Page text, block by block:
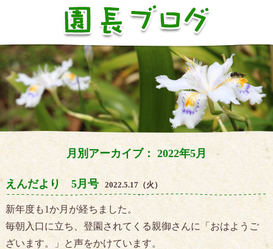
月別アーカイブ： 2022年5月
えんだより 5月号 2022.5.17（火）
新年度も1か月が経ちました。
毎朝入口に立ち、登園されてくる親御さんに「おはようご
ざいます。」と声をかけています。